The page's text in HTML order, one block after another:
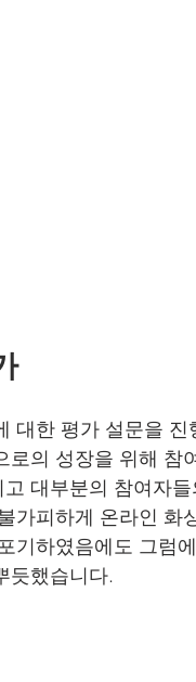
대한 평가 설문을
로의 성장을 위해
대부분의 참여자
가피하게 온라인
기하였음에도 그럼
듯했습니다.